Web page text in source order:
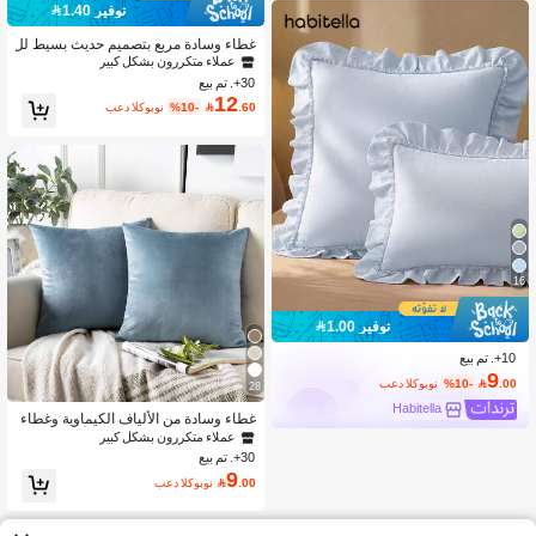
16
توفير 1.00
10+. تم بيع
9 .00
%10- بعد الكوبون
Habitella
توفير 1.40
غطاء وسادة مربع بتصميم حديث بسيط لل
حشو، ديكور المنزل والغرفة والمكتب وغ
رفة المعيشة والأريكة (بدون إدراج الوساد
عملاء متكررون بشكل كبير
30+. تم بيع
12.60
%10- بعد الكوبون
28
غطاء وسادة من الألياف الكيماوية وغطاء
وسادة رمي مزخرف باللون الأزرق البحير
ة البسيط بدون حشو للأريكة
عملاء متكررون بشكل كبير
30+. تم بيع
9.00 بعد الكوبون